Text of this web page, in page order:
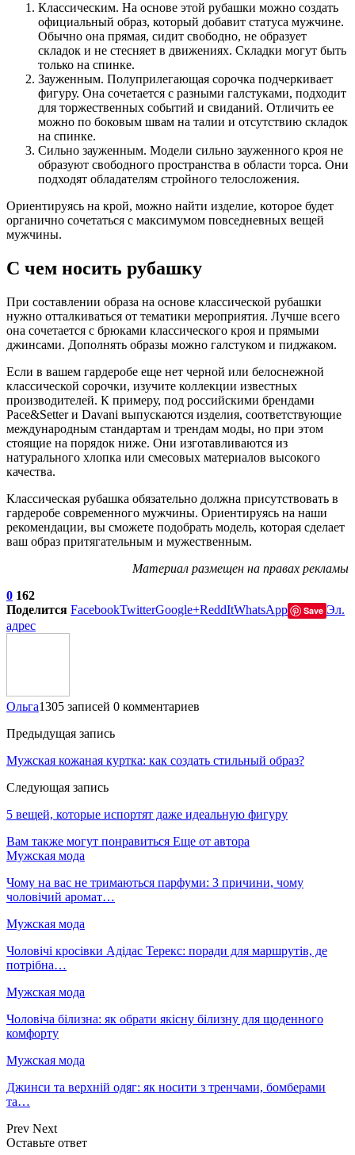
Классическим. На основе этой рубашки можно создать
официальный образ, который добавит статуса мужчине.
Обычно она прямая, сидит свободно, не образует
складок и не стесняет в движениях. Складки могут быть
только на спинке.
Зауженным. Полуприлегающая сорочка подчеркивает
фигуру. Она сочетается с разными галстуками, подходит
для торжественных событий и свиданий. Отличить ее
можно по боковым швам на талии и отсутствию складок
на спинке.
Сильно зауженным. Модели сильно зауженного кроя не
образуют свободного пространства в области торса. Они
подходят обладателям стройного телосложения.
Ориентируясь на крой, можно найти изделие, которое будет
органично сочетаться с максимумом повседневных вещей
мужчины.
С чем носить рубашку
При составлении образа на основе классической рубашки
нужно отталкиваться от тематики мероприятия. Лучше всего
она сочетается с брюками классического кроя и прямыми
джинсами. Дополнять образы можно галстуком и пиджаком.
Если в вашем гардеробе еще нет черной или белоснежной
классической сорочки, изучите коллекции известных
производителей. К примеру, под российскими брендами
Pace&Setter и Davani выпускаются изделия, соответствующие
международным стандартам и трендам моды, но при этом
стоящие на порядок ниже. Они изготавливаются из
натурального хлопка или смесовых материалов высокого
качества.
Классическая рубашка обязательно должна присутствовать в
гардеробе современного мужчины. Ориентируясь на наши
рекомендации, вы сможете подобрать модель, которая сделает
ваш образ притягательным и мужественным.
Материал размещен на правах рекламы
0 162
Поделится FacebookTwitterGoogle+ReddItWhatsApp Save Эл.
адрес
Ольга1305 записей 0 комментариев
Предыдущая запись
Мужская кожаная куртка: как создать стильный образ?
Следующая запись
5 вещей, которые испортят даже идеальную фигуру
Вам также могут понравиться Еще от автора
Мужская мода
Чому на вас не тримаються парфуми: 3 причини, чому
чоловічий аромат…
Мужская мода
Чоловічі кросівки Адідас Терекс: поради для маршрутів, де
потрібна…
Мужская мода
Чоловіча білизна: як обрати якісну білизну для щоденного
комфорту
Мужская мода
Джинси та верхній одяг: як носити з тренчами, бомберами
та…
Prev Next
Оставьте ответ